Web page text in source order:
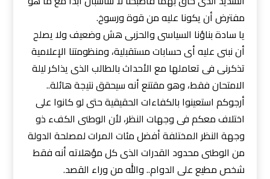
مفترض أن يكونا عليه من قوة ورسوخ.
يا سادة بناؤنا السياسى والحزبى هش وضعيف ولا يصلح
أن نبنى عليه أى حسابات مستقبلية، ومنظومتنا الإعلامية
تذكرنى فى تعاملها مع الأحداث بالطالب الذى يذاكر ليلة
الامتحان فقط، وهو مقتنع أنه سيحقق نتيجة هائلة..
أرجوكم استعينوا بالكفاءات الحقيقية حتى لو كانوا على
اختلاف معكم فى وجهات النظر، لأن الوطنى الكفء ذو
وجهة النظر المختلفة أفضل مئات المرات لمصلحة الدولة
من الوطنى محدود القدرات الذى كل مؤهلاته أنه فقط
شخص مطيع على الدوام.. والله من وراء القصد.